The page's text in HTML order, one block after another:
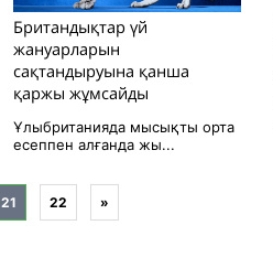
Британдықтар үй
жануарларын
сақтандыруына қанша
қаржы жұмсайды
Ұлыбританияда мысықты орта
есеппен алғанда жы...
21 22 »